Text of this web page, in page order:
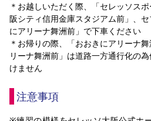
＊お越しいただく際、「セレッソス
阪シティ信用金庫スタジアム前」、
にアリーナ舞洲前」で下車ください
＊お帰りの際、「おおきにアリーナ
リーナ舞洲前」は道路一方通行化の
けません
注意事項